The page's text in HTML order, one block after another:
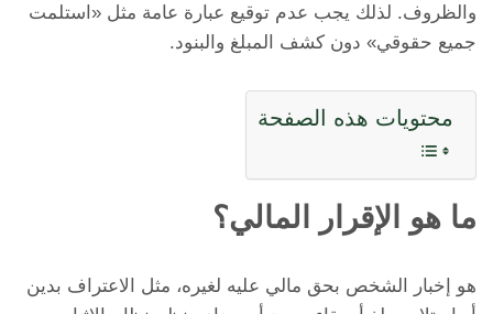
والظروف. لذلك يجب عدم توقيع عبارة عامة مثل «استلمت
جميع حقوقي» دون كشف المبلغ والبنود.
محتويات هذه الصفحة
ما هو الإقرار المالي؟
هو إخبار الشخص بحق مالي عليه لغيره، مثل الاعتراف بدين